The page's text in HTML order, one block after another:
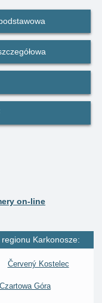
on-line
Karkonosze:
Červený Kostelec
Czartowa Góra